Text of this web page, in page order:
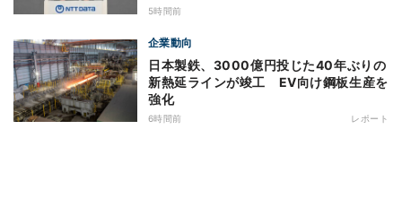
5時間前
企業動向
日本製鉄、3000億円投じた40年ぶりの
新熱延ラインが竣工 EV向け鋼板生産を
強化
6時間前 レポート